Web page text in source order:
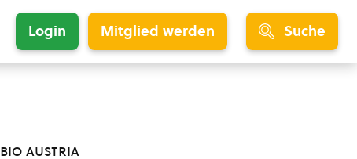
Login Mitglied werden Suche
bio austria